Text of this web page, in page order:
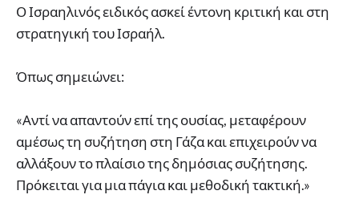
Ο Ισραηλινός ειδικός ασκεί έντονη κριτική και στη
στρατηγική του Ισραήλ.
Όπως σημειώνει:
«Αντί να απαντούν επί της ουσίας, μεταφέρουν
αμέσως τη συζήτηση στη Γάζα και επιχειρούν να
αλλάξουν το πλαίσιο της δημόσιας συζήτησης.
Πρόκειται για μια πάγια και μεθοδική τακτική.»